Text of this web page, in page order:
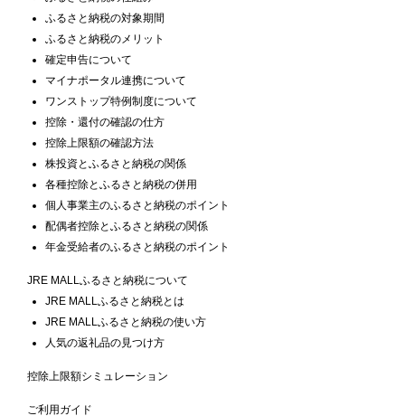
ふるさと納税の対象期間
ふるさと納税のメリット
確定申告について
マイナポータル連携について
ワンストップ特例制度について
控除・還付の確認の仕方
控除上限額の確認方法
株投資とふるさと納税の関係
各種控除とふるさと納税の併用
個人事業主のふるさと納税のポイント
配偶者控除とふるさと納税の関係
年金受給者のふるさと納税のポイント
JRE MALLふるさと納税について
JRE MALLふるさと納税とは
JRE MALLふるさと納税の使い方
人気の返礼品の見つけ方
控除上限額シミュレーション
ご利用ガイド